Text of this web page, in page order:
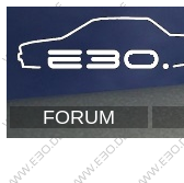
FORUM